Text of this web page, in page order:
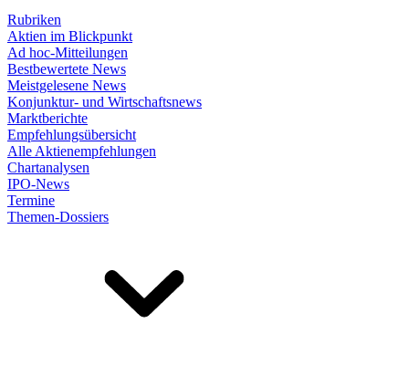
Rubriken
Aktien im Blickpunkt
Ad hoc-Mitteilungen
Bestbewertete News
Meistgelesene News
Konjunktur- und Wirtschaftsnews
Marktberichte
Empfehlungsübersicht
Alle Aktienempfehlungen
Chartanalysen
IPO-News
Termine
Themen-Dossiers